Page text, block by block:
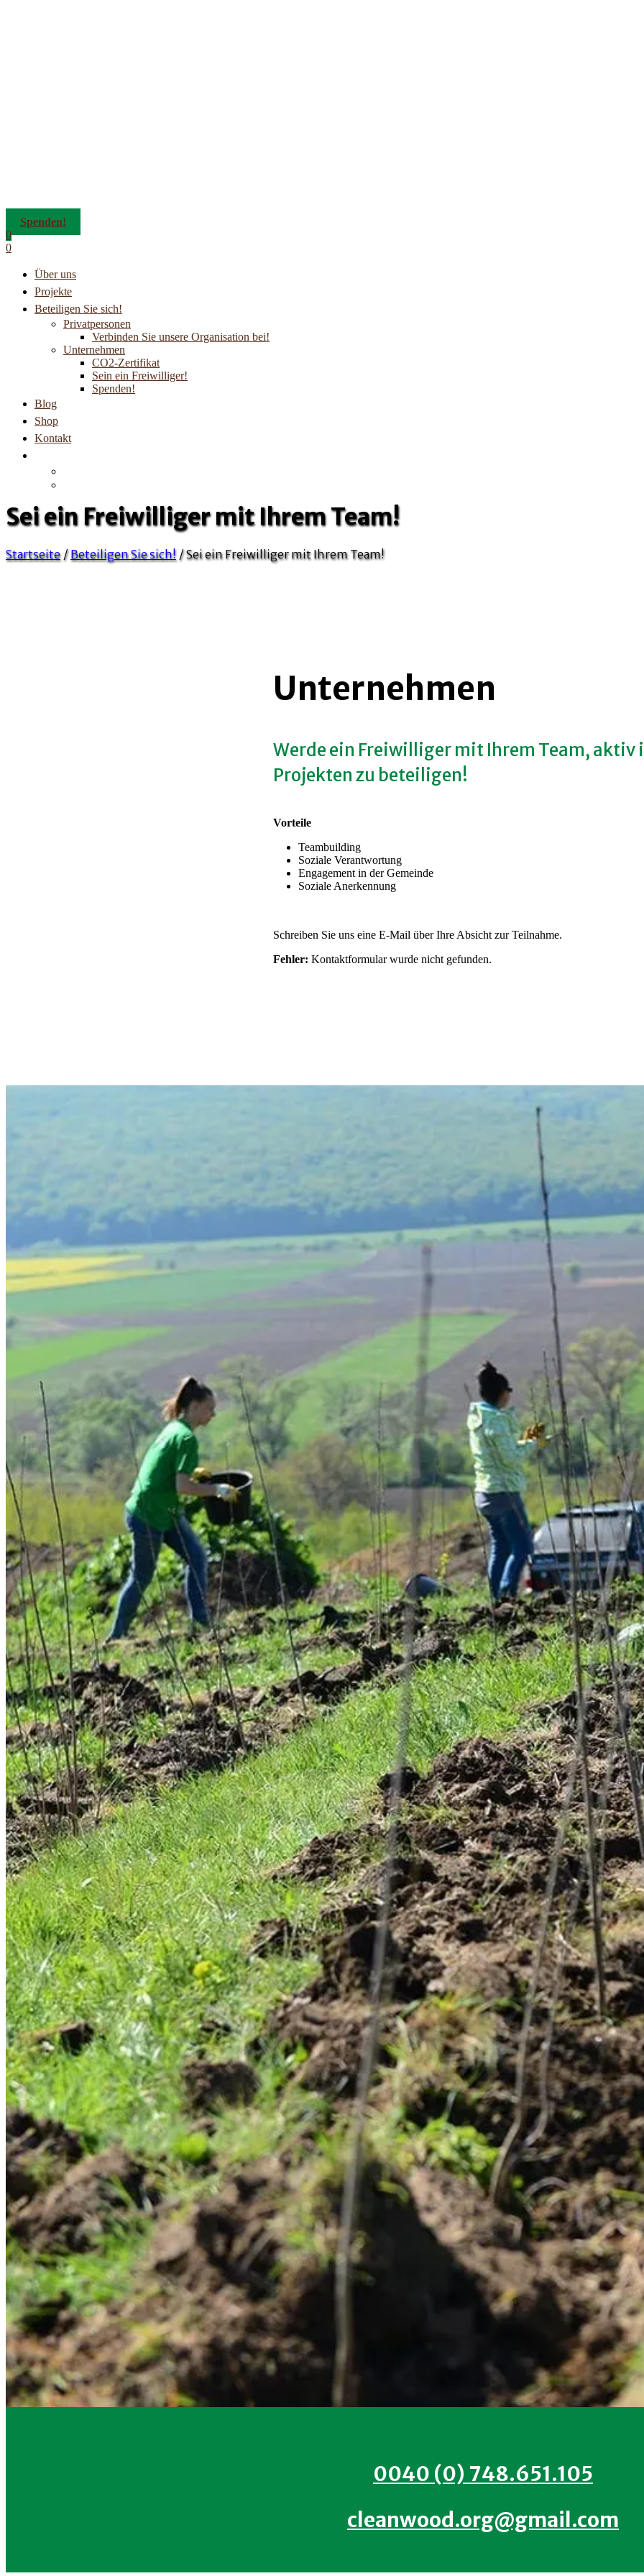
Spenden!
0
0
Über uns
Projekte
Beteiligen Sie sich!
Privatpersonen
Verbinden Sie unsere Organisation bei!
Unternehmen
CO2-Zertifikat
Sein ein Freiwilliger!
Spenden!
Blog
Shop
Kontakt
Sei ein Freiwilliger mit Ihrem Team!
Startseite /Beteiligen Sie sich! /Sei ein Freiwilliger mit Ihrem Team!
Unternehmen
Werde ein Freiwilliger mit Ihrem Team, aktiv
Projekten zu beteiligen!
Vorteile
Teambuilding
Soziale Verantwortung
Engagement in der Gemeinde
Soziale Anerkennung
Schreiben Sie uns eine E-Mail über Ihre Absicht zur Teilnahme.
Fehler: Kontaktformular wurde nicht gefunden.
0040 (0) 748.651.105
cleanwood.org@gmail.com